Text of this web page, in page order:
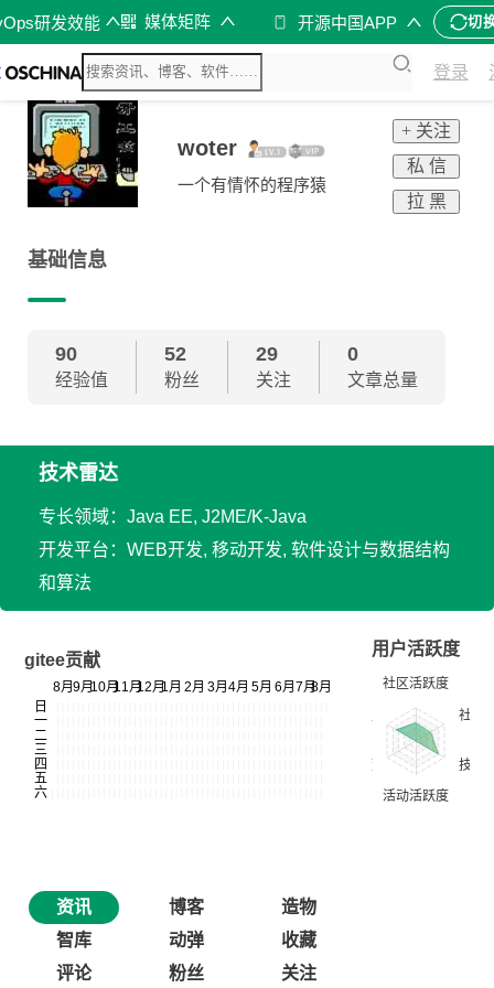
研发效能 媒体矩阵 开源中国APP 切
登录
woter
一个有情怀的程序猿
+ 关注
私 信
拉 黑
基础信息
90
经验值
52
粉丝
29
关注
0
文章总量
技术雷达
专长领域：Java EE, J2ME/K-Java
开发平台：WEB开发, 移动开发, 软件设计与数据结构
和算法
gitee贡献
用户活跃度
资讯 博客
造物
智库
动弹
收藏
评论
粉丝 关注